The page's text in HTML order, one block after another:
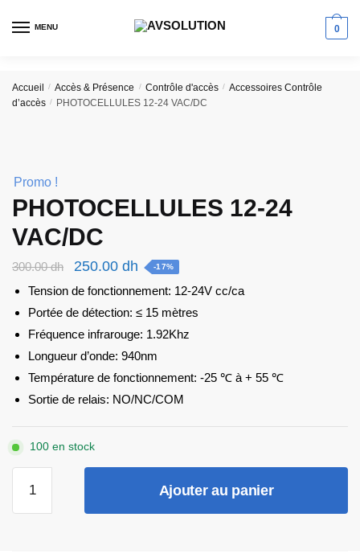
MENU 0
Accueil / Accès & Présence / Contrôle d'accès / Accessoires Contrôle
d’accès / PHOTOCELLULES 12-24 VAC/DC
Promo !
PHOTOCELLULES 12-24
VAC/DC
300.00dh
Le
prix
initial
était :
300.00 dh.
250.00 dh Le
prix
actuel
est :
250.00 dh.
-17%
Tension de fonctionnement: 12-24V cc/ca
Portée de détection: ≤ 15 mètres
Fréquence infrarouge: 1.92Khz
Longueur d’onde: 940nm
Température de fonctionnement: -25 ℃ à + 55 ℃
Sortie de relais: NO/NC/COM
100 en stock
PHOTOCELLULES
Ajouter au panier